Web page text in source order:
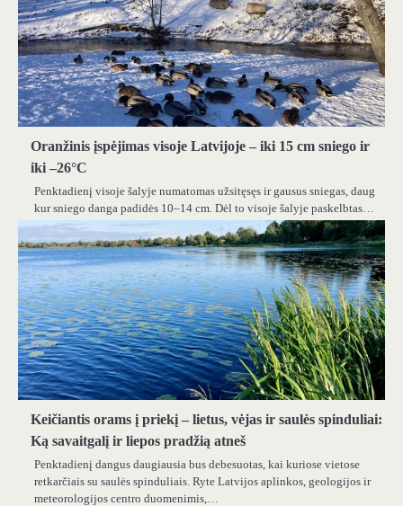
Oranžinis įspėjimas visoje Latvijoje – iki 15 cm sniego ir
iki –26°C
Penktadienį visoje šalyje numatomas užsitęsęs ir gausus sniegas, daug
kur sniego danga padidės 10–14 cm. Dėl to visoje šalyje paskelbtas…
Keičiantis orams į priekį – lietus, vėjas ir saulės spinduliai:
Ką savaitgalį ir liepos pradžią atneš
Penktadienį dangus daugiausia bus debesuotas, kai kuriose vietose
retkarčiais su saulės spinduliais. Ryte Latvijos aplinkos, geologijos ir
meteorologijos centro duomenimis,…